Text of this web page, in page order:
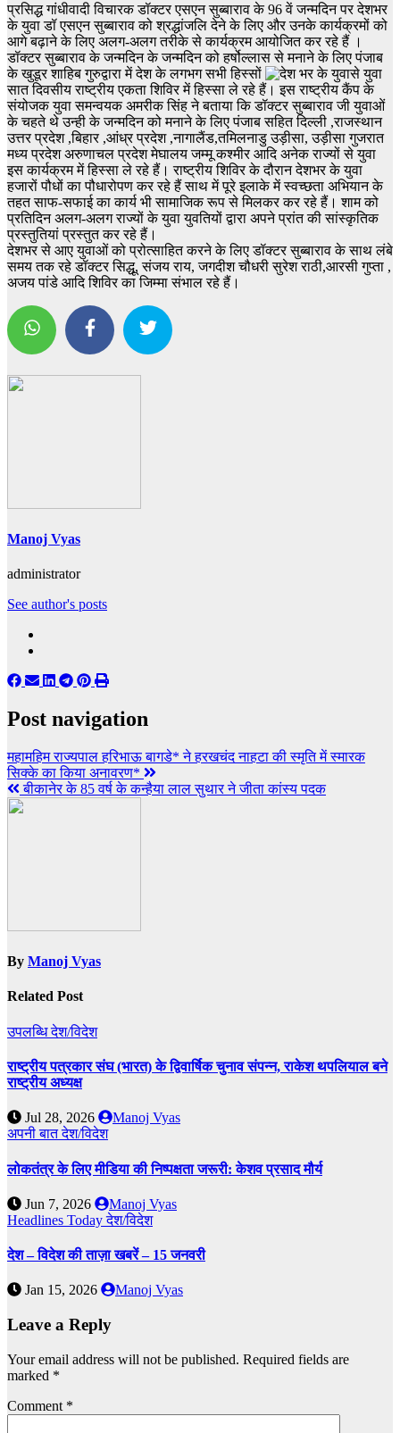
प्रसिद्ध गांधीवादी विचारक डॉक्टर एसएन सुब्बाराव के 96 वें जन्मदिन पर देशभर
के युवा डॉ एसएन सुब्बाराव को श्रद्धांजलि देने के लिए और उनके कार्यक्रमों को
आगे बढ़ाने के लिए अलग-अलग तरीके से कार्यक्रम आयोजित कर रहे हैं ।
डॉक्टर सुब्बाराव के जन्मदिन के जन्मदिन को हर्षोल्लास से मनाने के लिए पंजाब
के खुडूर शाहिब गुरुद्वारा में देश के लगभग सभी हिस्सों
से युवा
सात दिवसीय राष्ट्रीय एकता शिविर में हिस्सा ले रहे हैं। इस राष्ट्रीय कैंप के
संयोजक युवा समन्वयक अमरीक सिंह ने बताया कि डॉक्टर सुब्बाराव जी युवाओं
के चहते थे उन्ही के जन्मदिन को मनाने के लिए पंजाब सहित दिल्ली ,राजस्थान
उत्तर प्रदेश ,बिहार ,आंध्र प्रदेश ,नागालैंड,तमिलनाडु उड़ीसा, उड़ीसा गुजरात
मध्य प्रदेश अरुणाचल प्रदेश मेघालय जम्मू कश्मीर आदि अनेक राज्यों से युवा
इस कार्यक्रम में हिस्सा ले रहे हैं। राष्ट्रीय शिविर के दौरान देशभर के युवा
हजारों पौधों का पौधारोपण कर रहे हैं साथ में पूरे इलाके में स्वच्छता अभियान के
तहत साफ-सफाई का कार्य भी सामाजिक रूप से मिलकर कर रहे हैं। शाम को
प्रतिदिन अलग-अलग राज्यों के युवा युवतियों द्वारा अपने प्रांत की सांस्कृतिक
प्रस्तुतियां प्रस्तुत कर रहे हैं।
देशभर से आए युवाओं को प्रोत्साहित करने के लिए डॉक्टर सुब्बाराव के साथ लंबे
समय तक रहे डॉक्टर सिद्धू, संजय राय, जगदीश चौधरी सुरेश राठी,आरसी गुप्ता ,
अजय पांडे आदि शिविर का जिम्मा संभाल रहे हैं।
Manoj Vyas
administrator
See author's posts
Post navigation
महामहिम राज्यपाल हरिभाऊ बागडे* ने हरखचंद नाहटा की स्मृति में स्मारक
सिक्के का किया अनावरण*
बीकानेर के 85 वर्ष के कन्हैया लाल सुथार ने जीता कांस्य पदक
By Manoj Vyas
Related Post
उपलब्धिदेश/विदेश
राष्ट्रीय पत्रकार संघ (भारत) के द्विवार्षिक चुनाव संपन्न, राकेश थपलियाल बने
राष्ट्रीय अध्यक्ष
Jul 28, 2026
Manoj Vyas
अपनी बातदेश/विदेश
लोकतंत्र के लिए मीडिया की निष्पक्षता जरूरी: केशव प्रसाद मौर्य
Jun 7, 2026
Manoj Vyas
Headlines Todayदेश/विदेश
देश – विदेश की ताज़ा खबरें – 15 जनवरी
Jan 15, 2026 Manoj Vyas
Leave a Reply
Your email address will not be published. Required fields are
marked *
Comment *